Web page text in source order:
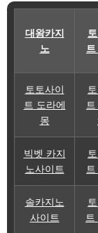
대왕카지
노
토토사이
트 도라에
몽
빅벳 카지
노사이트
솔카지노
사이트
트